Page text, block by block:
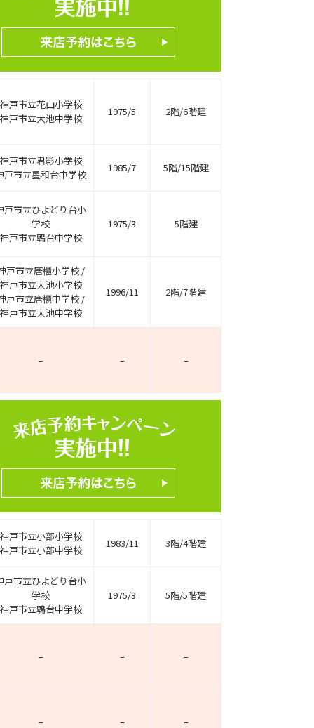
神戸市立花山小学校
神戸市立大池中学校
1975/5 2階/6階建
神戸市立君影小学校
戸市立星和台中学校
1985/7 5階/15階建
戸市立ひよどり台小
学校
神戸市立鵯台中学校
1975/3 5階建
戸市立唐櫃小学校 /
神戸市立大池小学校
戸市立唐櫃中学校 /
神戸市立大池中学校
1996/11 2階/7階建
– – –
神戸市立小部小学校
神戸市立小部中学校
1983/11 3階/4階建
戸市立ひよどり台小
学校
神戸市立鵯台中学校
1975/3 5階/5階建
– – –
– – –